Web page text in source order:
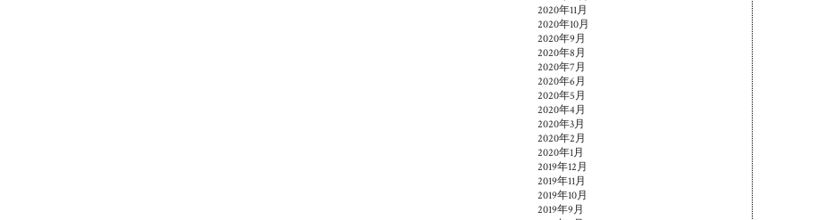
2020年11月
2020年10月
2020年9月
2020年8月
2020年7月
2020年6月
2020年5月
2020年4月
2020年3月
2020年2月
2020年1月
2019年12月
2019年11月
2019年10月
2019年9月